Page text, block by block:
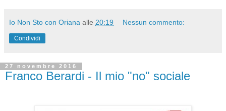
Io Non Sto con Oriana alle 20:19 Nessun commento:
Condividi
27 novembre 2016
Franco Berardi - Il mio "no" sociale